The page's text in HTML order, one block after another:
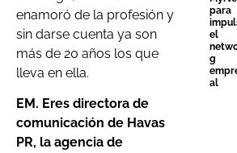
enamoró de la profesión y
sin darse cuenta ya son
más de 20 años los que
lleva en ella.
EM. Eres directora de
comunicación de Havas
PR, la agencia de
para
el
g
al